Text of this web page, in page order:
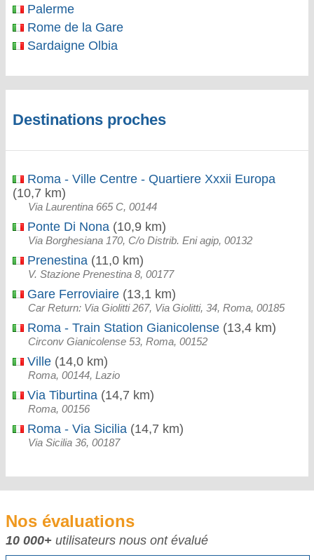
Palerme
Rome de la Gare
Sardaigne Olbia
Destinations proches
Roma - Ville Centre - Quartiere Xxxii Europa
(10,7 km)
Via Laurentina 665 C, 00144
Ponte Di Nona (10,9 km)
Via Borghesiana 170, C/o Distrib. Eni agip, 00132
Prenestina (11,0 km)
V. Stazione Prenestina 8, 00177
Gare Ferroviaire (13,1 km)
Car Return: Via Giolitti 267, Via Giolitti, 34, Roma, 00185
Roma - Train Station Gianicolense (13,4 km)
Circonv Gianicolense 53, Roma, 00152
Ville (14,0 km)
Roma, 00144, Lazio
Via Tiburtina (14,7 km)
Roma, 00156
Roma - Via Sicilia (14,7 km)
Via Sicilia 36, 00187
Nos évaluations
10 000+ utilisateurs nous ont évalué